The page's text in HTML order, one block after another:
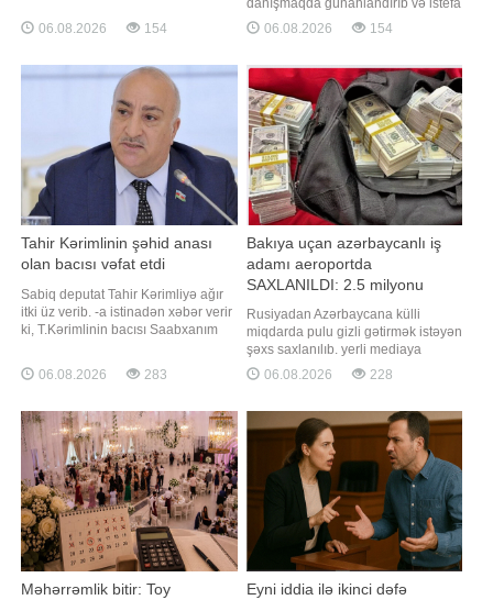
büdcəyə uyğun "işçi atlar"dan
tutmuş ağır oyunları daşıya bilən
Lakin hər bir model sizin pulunuza
layiq deyil. Bəziləri artıq yeniləm
06.08.2026 154
danışmaqda günahlandırıb və istefa
verməyə çağırıb. -ın xarici mediaya
istinadən xəbərinə görə,
Fiqu FİFA prezidenti Canni
İnfantinonu sərt tənqid edib.
"Barselona" və "Real"ı
06.08.2026 154
Tahir Kərimlinin şəhid anası
olan bacısı vəfat etdi
Sabiq deputat Tahir Kərimliyə ağır
itki üz verib. -a istinadən xəbər verir
ki, T.Kərimlinin bacısı Saabxanım
edib. Mərhum bu gün Şamaxı şəhər
qəbiristanlığında dəfn olunacaq.
şəhid anası olub. Onun oğlu Şahin
Seyidov 1989-cu ildə Bakı Dövlə
06.08.2026 283
Bakıya uçan azərbaycanlı iş
adamı aeroportda
SAXLANILDI: 2.5 milyonu
əlindən alındı
Rusiyadan Azərbaycana külli
miqdarda pulu gizli gətirmək istəyən
şəxs saxlanılıb. yerli mediaya
istinadla bildirir ki, hadisə
Novosibirsk şəhərindəki
verib. İddia olunur ki, gömrük
əməkdaşları külli miqdarda nağd
pulun qanunsuz şəkildə Rusiyadan
çıxarılmasının qarşısın
06.08.2026 228
Məhərrəmlik bitir: Toy
Eyni iddia ilə ikinci dəfə